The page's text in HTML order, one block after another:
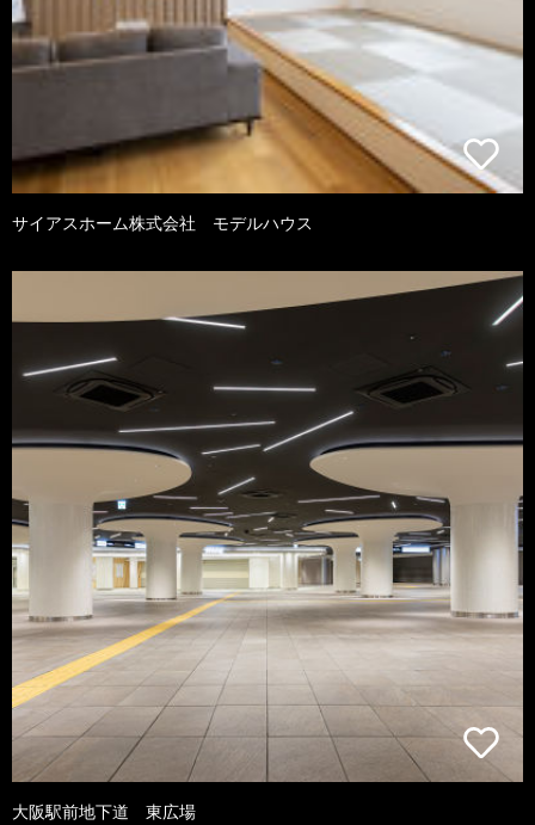
サイアスホーム株式会社 モデルハウス
大阪駅前地下道 東広場